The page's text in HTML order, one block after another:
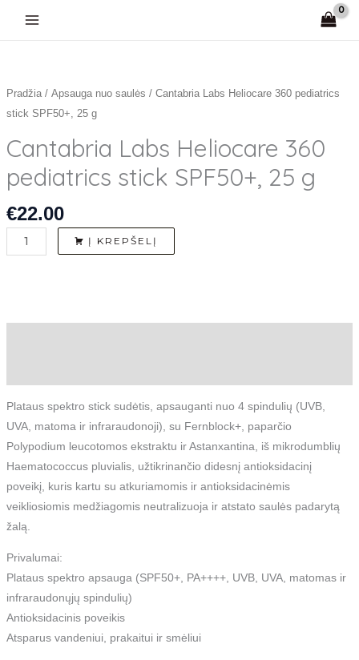
Pradžia/ Apsauga nuo saulės / Cantabria Labs Heliocare 360 pediatrics
stick SPF50+, 25 g
Cantabria Labs Heliocare 360
pediatrics stick SPF50+, 25 g
€22.00
Cantabria
Labs
360
pediatrics
stick
SPF50+,
25
Į KREPŠELĮ
Plataus spektro stick sudėtis, apsauganti nuo 4 spindulių (UVB,
UVA, matoma ir infraraudonoji), su Fernblock+, paparčio
Polypodium leucotomos ekstraktu ir Astanxantina, iš mikrodumblių
Haematococcus pluvialis, užtikrinančio didesnį antioksidacinį
poveikį, kuris kartu su atkuriamomis ir antioksidacinėmis
veikliosiomis medžiagomis neutralizuoja ir atstato saulės padarytą
žalą.
Privalumai:
Plataus spektro apsauga (SPF50+, PA++++, UVB, UVA, matomas ir
infraraudonųjų spindulių)
Antioksidacinis poveikis
Atsparus vandeniui, prakaitui ir smėliui